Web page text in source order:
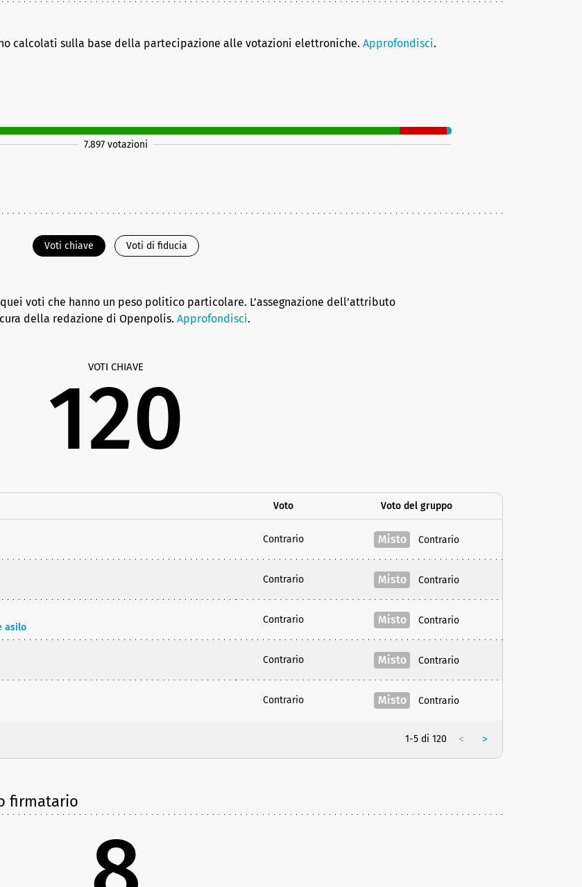
calcolati sulla base della partecipazione alle votazioni elettroniche. Approfondisci.
7.897 votazioni
Voti chiave Voti di fiducia
voti che hanno un peso politico particolare. L’assegnazione dell’attributo
della redazione di Openpolis. Approfondisci.
VOTI CHIAVE
120
Voto Voto del gruppo
Contrario Misto Contrario
Contrario Misto Contrario
asilo
Contrario Misto Contrario
Contrario Misto Contrario
Contrario Misto Contrario
1-5 di 120 < >
firmatario